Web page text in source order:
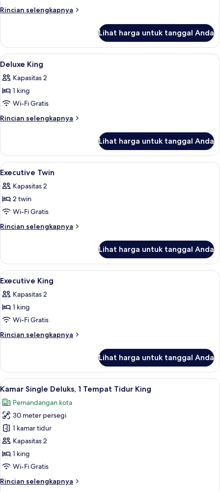
Tidur
Rincian selengkapnya
Rincian
Kamar
Twin
Deluks,
Tempat
Tidur
Lihat harga untuk tanggal Anda
Lihat
semua
foto
untuk
Deluxe
King
Minibar, brankas, meja kerja, dan
3
Deluxe King
Kapasitas 2
1 king
Wi-Fi Gratis
Rincian selengkapnya
Rincian
Deluxe
King
Lihat harga untuk tanggal Anda
Lihat
semua
foto
untuk
Executive
Twin
Kamar mandi | Shower,
1
Executive Twin
Kapasitas 2
2 twin
Wi-Fi Gratis
Rincian selengkapnya
Rincian
Executive
Twin
Lihat harga untuk tanggal Anda
Lihat
semua
foto
untuk
Executive
King
Minibar, brankas, meja kerja, dan
5
Executive King
Kapasitas 2
1 king
Wi-Fi Gratis
Rincian selengkapnya
Rincian
Executive
King
Lihat harga untuk tanggal Anda
Lihat
semua
foto
untuk
Kamar
Single
Deluks,
1
Tidur
Minibar, brankas, meja kerja, dan
2
Kamar Single Deluks, 1 Tempat Tidur King
Pemandangan kota
30 meter persegi
1 kamar tidur
Kapasitas 2
1 king
Wi-Fi Gratis
Rincian selengkapnya
Rincian